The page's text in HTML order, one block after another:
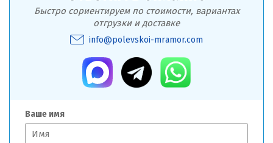
Быстро сориентируем по стоимости, вариантах
отгрузки и доставке
info@polevskoi-mramor.com
Ваше имя